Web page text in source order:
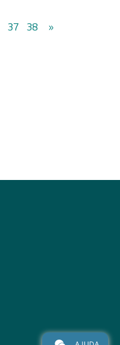
37 38 »